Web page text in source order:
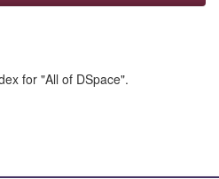
for "All of DSpace".